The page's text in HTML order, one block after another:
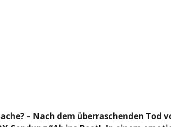
– Nach dem überraschenden Tod